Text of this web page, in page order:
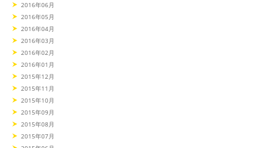
2016年06月
2016年05月
2016年04月
2016年03月
2016年02月
2016年01月
2015年12月
2015年11月
2015年10月
2015年09月
2015年08月
2015年07月